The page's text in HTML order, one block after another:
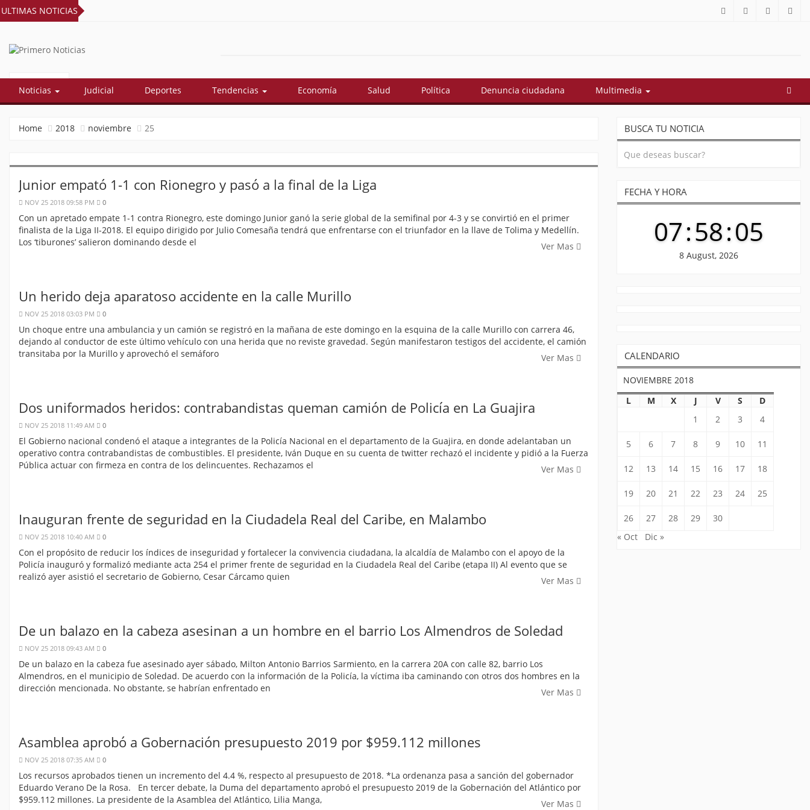
ULTIMAS NOTICIAS
NOTICIAS
Noticias Judicial Deportes Tendencias Economía Salud Política Denuncia ciudadana Multimedia
Home 2018 noviembre 25
Junior empató 1-1 con Rionegro y pasó a la final de la Liga
NOV 25 2018 09:58 PM 0
Con un apretado empate 1-1 contra Rionegro, este domingo Junior ganó la serie global de la semifinal por 4-3 y se convirtió en el primer
finalista de la Liga II-2018. El equipo dirigido por Julio Comesaña tendrá que enfrentarse con el triunfador en la llave de Tolima y Medellín.
Los ‘tiburones’ salieron dominando desde el
Ver Mas
Un herido deja aparatoso accidente en la calle Murillo
NOV 25 2018 03:03 PM 0
Un choque entre una ambulancia y un camión se registró en la mañana de este domingo en la esquina de la calle Murillo con carrera 46,
dejando al conductor de este último vehículo con una herida que no reviste gravedad. Según manifestaron testigos del accidente, el camión
transitaba por la Murillo y aprovechó el semáforo
Ver Mas
Dos uniformados heridos: contrabandistas queman camión de Policía en La Guajira
NOV 25 2018 11:49 AM 0
El Gobierno nacional condenó el ataque a integrantes de la Policía Nacional en el departamento de la Guajira, en donde adelantaban un
operativo contra contrabandistas de combustibles. El presidente, Iván Duque en su cuenta de twitter rechazó el incidente y pidió a la Fuerza
Pública actuar con firmeza en contra de los delincuentes. Rechazamos el
Ver Mas
Inauguran frente de seguridad en la Ciudadela Real del Caribe, en Malambo
NOV 25 2018 10:40 AM 0
Con el propósito de reducir los índices de inseguridad y fortalecer la convivencia ciudadana, la alcaldía de Malambo con el apoyo de la
Policía inauguró y formalizó mediante acta 254 el primer frente de seguridad en la Ciudadela Real del Caribe (etapa II) Al evento que se
realizó ayer asistió el secretario de Gobierno, Cesar Cárcamo quien
Ver Mas
De un balazo en la cabeza asesinan a un hombre en el barrio Los Almendros de Soledad
NOV 25 2018 09:43 AM 0
De un balazo en la cabeza fue asesinado ayer sábado, Milton Antonio Barrios Sarmiento, en la carrera 20A con calle 82, barrio Los
Almendros, en el municipio de Soledad. De acuerdo con la información de la Policía, la víctima iba caminando con otros dos hombres en la
dirección mencionada. No obstante, se habrían enfrentado en
Ver Mas
Asamblea aprobó a Gobernación presupuesto 2019 por $959.112 millones
NOV 25 2018 07:35 AM 0
Los recursos aprobados tienen un incremento del 4.4 %, respecto al presupuesto de 2018. *La ordenanza pasa a sanción del gobernador
Eduardo Verano De la Rosa. En tercer debate, la Duma del departamento aprobó el presupuesto 2019 de la Gobernación del Atlántico por
$959.112 millones. La presidente de la Asamblea del Atlántico, Lilia Manga,
Ver Mas
BUSCA TU NOTICIA
FECHA Y HORA
07:58:05
8 August, 2026
CALENDARIO
NOVIEMBRE 2018
L
M X J V S
D
1
2 3 4
5 6 7 8 9 10 11
12 13 14 15 16 17 18
19 20 21 22 23 24 25
26 27 28 29
30
« Oct
Dic »